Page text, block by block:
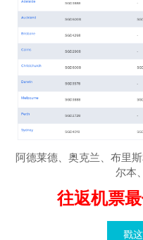
阿德莱德、奥克兰、布里
尔本
往返机票
戳